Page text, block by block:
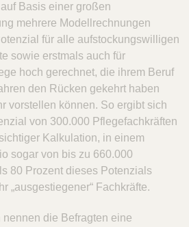
Basis einer großen
mehrere Modellrechnungen
für alle aufstockungswilligen
sowie erstmals auch für
hoch gerechnet, die ihrem Beruf
den Rücken gekehrt haben
vorstellen können. So ergibt sich
von 300.000 Pflegefachkräften
Kalkulation, in einem
sogar von bis zu 660.000
80 Prozent dieses Potenzials
„ausgestiegener“ Fachkräfte.
die Befragten eine